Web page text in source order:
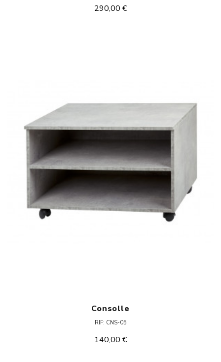
290,00 €
Consolle
RIF: CNS-05
140,00 €